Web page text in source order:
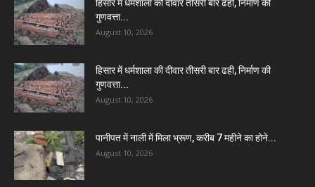
हिसार में धर्मशाला की दीवार तीसरी बार ढही, निर्माण की
गुणवत्ता...
August 10, 2026
हिसार में धर्मशाला की दीवार तीसरी बार ढही, निर्माण की
गुणवत्ता...
August 10, 2026
पानीपत में नाली में मिला भ्रूण, करीब 7 महीने का होने...
August 10, 2026